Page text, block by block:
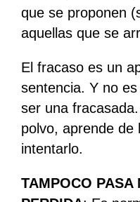
que se proponen
aquellas que se
El fracaso es un
sentencia. Y no
ser una
polvo, aprende de
intentarlo.
TAMPOCO PASA